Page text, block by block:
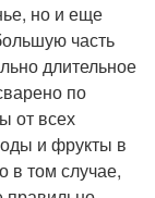
но и еще
часть
длительное
по
от всех
и фрукты в
в том случае,